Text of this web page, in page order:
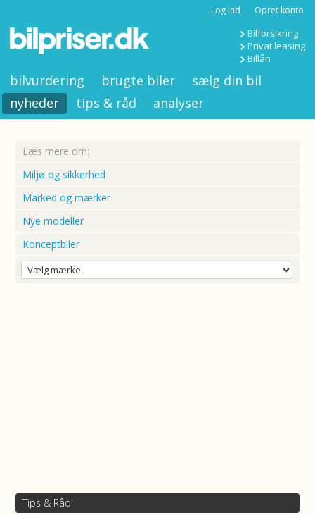
Log ind Opret konto
Bilforsikring
Privat leasing
Billån
bilvurdering brugte biler
sælg din bil
nyheder
tips & råd analyser
Læs mere om:
Miljø og sikkerhed
Marked og mærker
Nye modeller
Konceptbiler
Tips & Råd